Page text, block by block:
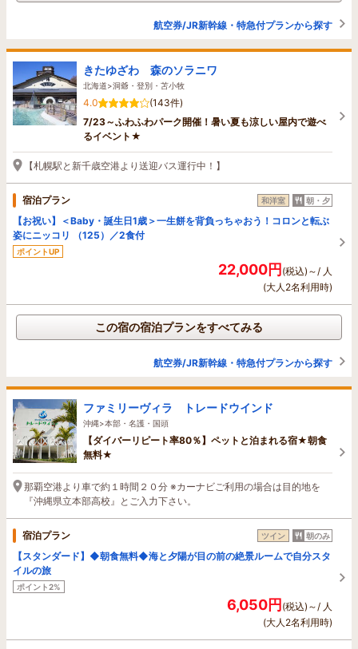
航空券/JR新幹線・特急付プランから探す
きたゆざわ 森のソラニワ
北海道>洞爺・登別・苫小牧
4.0
(143件)
7/23～ふわふわパーク開催！暑い夏も涼しい屋内で遊べ
るイベント★
【札幌駅と新千歳空港より送迎バス運行中！】
宿泊プラン 和洋室 朝・夕
【お祝い】＜Baby・誕生日1歳＞一生餅を背負っちゃおう！コロンと転ぶ
姿にニッコリ （125）／2食付
ポイントUP
22,000円(税込)～/ 人
(大人2名利用時)
この宿の宿泊プランをすべてみる
航空券/JR新幹線・特急付プランから探す
ファミリーヴィラ トレードウインド
沖縄>本部・名護・国頭
【ダイバーリピート率80％】ペットと泊まれる宿★朝食
無料★
那覇空港より車で約１時間２０分 ※カーナビご利用の場合は目的地を
『沖縄県立本部高校』とご入力下さい。
宿泊プラン ツイン 朝のみ
【スタンダード】◆朝食無料◆海と夕陽が目の前の絶景ルームで自分スタ
イルの旅
ポイント2%
6,050円(税込)～/ 人
(大人2名利用時)